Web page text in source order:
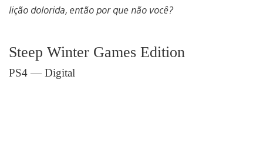
lição dolorida, então por que não você?
Steep Winter Games Edition
PS4 — Digital